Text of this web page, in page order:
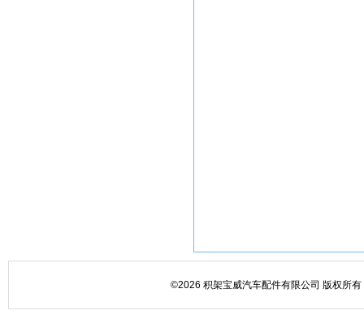
©2026 积架宝威汽车配件有限公司 版权所